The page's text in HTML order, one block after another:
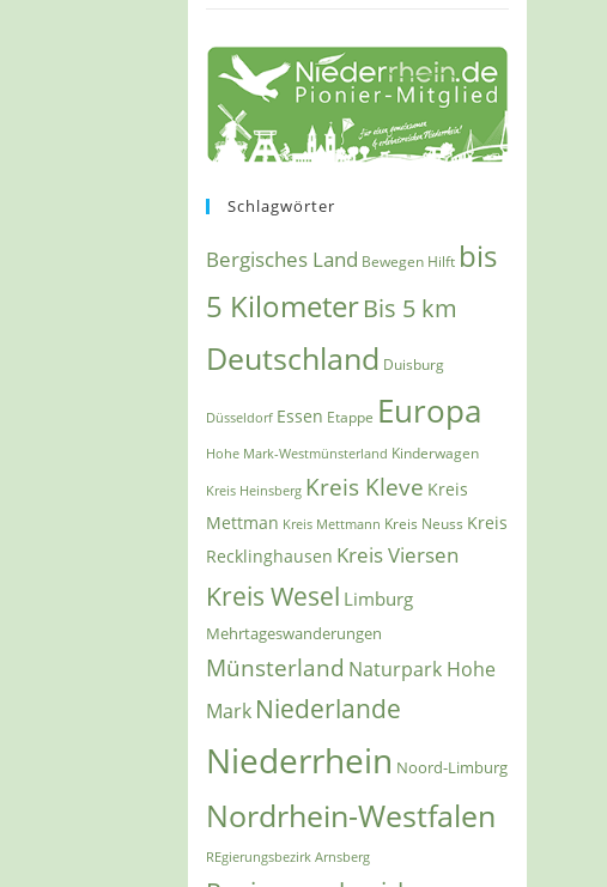
Schlagwörter
Bergisches Land Bewegen Hilft bis
5 KilometerBis 5 km
Deutschland Duisburg
Düsseldorf Essen Etappe Europa
Hohe Mark-Westmünsterland Kinderwagen
Kreis Heinsberg Kreis Kleve Kreis
Mettman Kreis Mettmann Kreis Neuss Kreis
Recklinghausen Kreis Viersen
Kreis Wesel Limburg
Mehrtageswanderungen
Münsterland Naturpark Hohe
Mark Niederlande
Niederrhein Noord-Limburg
Nordrhein-Westfalen
REgierungsbezirk Arnsberg